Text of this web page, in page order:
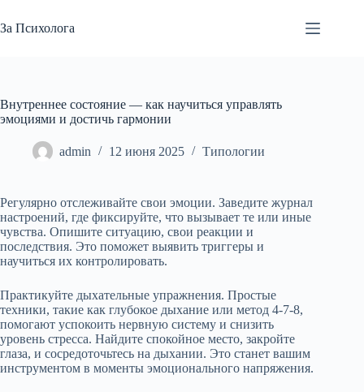
к
сути
За Психолога
Внутреннее состояние — как научиться управлять
эмоциями и достичь гармонии
admin 12 июня 2025 Типологии
Регулярно отслеживайте свои эмоции. Заведите журнал
настроений, где фиксируйте, что вызывает те или иные
чувства. Опишите ситуацию, свои реакции и
последствия. Это поможет выявить триггеры и
научиться их контролировать.
Практикуйте дыхательные упражнения. Простые
техники, такие как глубокое дыхание или метод 4-7-8,
помогают успокоить нервную систему и снизить
уровень стресса. Найдите спокойное место, закройте
глаза, и сосредоточьтесь на дыхании. Это станет вашим
инструментом в моменты эмоционального напряжения.